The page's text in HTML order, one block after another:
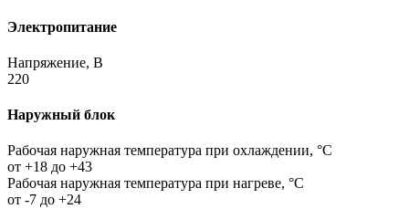
Электропитание
Напряжение, В
220
Наружный блок
Рабочая наружная температура при охлаждении, °C
от +18 до +43
Рабочая наружная температура при нагреве, °C
от -7 до +24